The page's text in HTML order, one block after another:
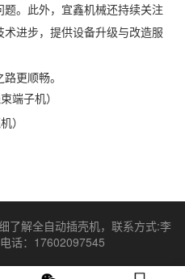
。此外，宜鑫机械还持续关注
进步，提供设备升级与改造服
更顺畅。
端子机）
）
了解全自动插壳机，联系方式:李
话：17602097545